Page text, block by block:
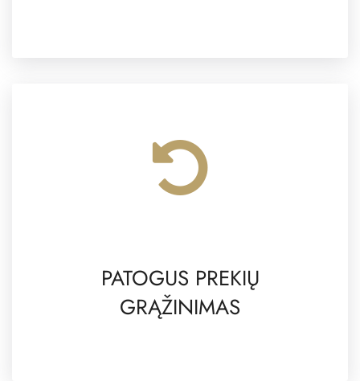
PATOGUS PREKIŲ
GRĄŽINIMAS